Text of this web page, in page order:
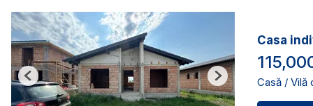
Previous Next
Casa
Casă / Vilă